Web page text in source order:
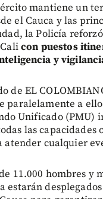
mantiene un
el Cauca y las
la Policía
con puestos
y
de EL
paralelamente a
Unificado (PMU)
las capacidades
atender cualquier
11.000 hombres y
estarán